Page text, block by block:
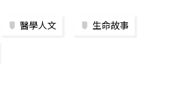
醫學人文 生命故事